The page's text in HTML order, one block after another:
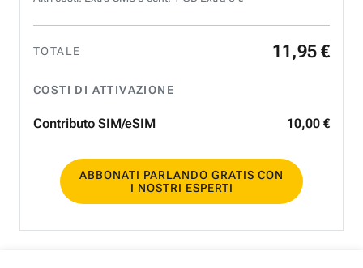
TOTALE 11 ,95 €
COSTI DI ATTIVAZIONE
Contributo SIM/eSIM 10,00 €
ABBONATI PARLANDO GRATIS CON
I NOSTRI ESPERTI